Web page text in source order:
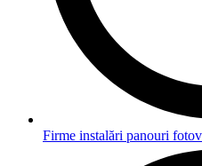
Firme instalări panouri